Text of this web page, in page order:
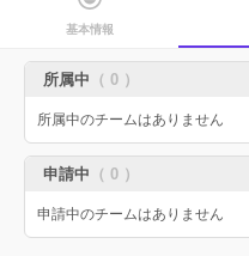
基本情報
所属中 （ 0 ）
所属中のチームはありません
申請中 （ 0 ）
申請中のチームはありません